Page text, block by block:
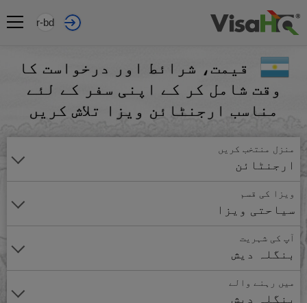
ur-bd
قیمت، شرائط اور درخواست کا
وقت شامل کر کے اپنی سفر کے لئے
مناسب ارجنٹائن ویزا تلاش کریں
منزل منتخب کریں
ارجنٹائن
ویزا کی قسم
سیاحتی ویزا
آپ کی شہریت
بنگلہ دیش
میں رہنے والے
بنگلہ دیش